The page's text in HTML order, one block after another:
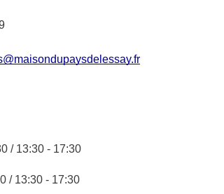
/ 13:30 - 17:30
/ 13:30 - 17:30